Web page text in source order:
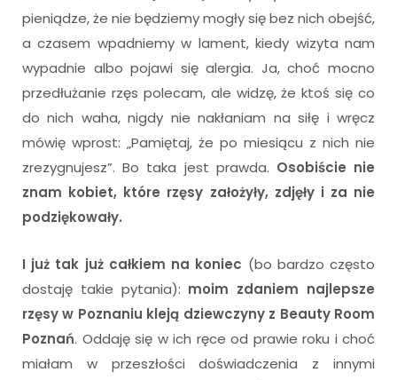
pieniądze, że nie będziemy mogły się bez nich obejść,
a czasem wpadniemy w lament, kiedy wizyta nam
wypadnie albo pojawi się alergia. Ja, choć mocno
przedłużanie rzęs polecam, ale widzę, że ktoś się co
do nich waha, nigdy nie nakłaniam na siłę i wręcz
mówię wprost: „Pamiętaj, że po miesiącu z nich nie
zrezygnujesz”. Bo taka jest prawda. Osobiście nie
znam kobiet, które rzęsy założyły, zdjęły i za nie
podziękowały.
I już tak już całkiem na koniec (bo bardzo często
dostaję takie pytania): moim zdaniem najlepsze
rzęsy w Poznaniu kleją dziewczyny z Beauty Room
Poznań. Oddaję się w ich ręce od prawie roku i choć
miałam w przeszłości doświadczenia z innymi